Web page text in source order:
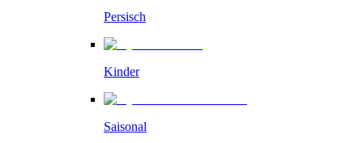
Persisch
Kinder
Saisonal